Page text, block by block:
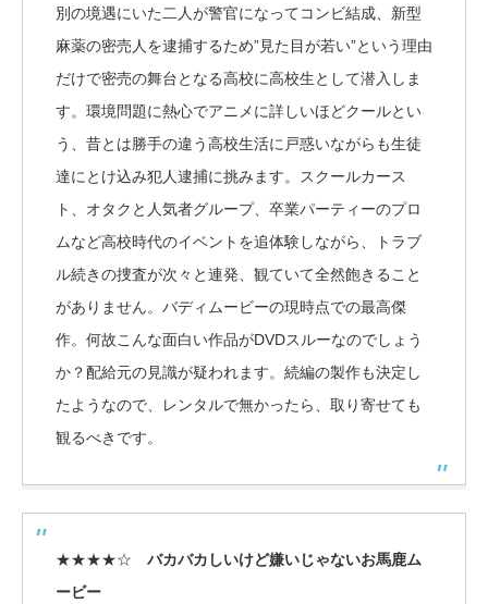
別の境遇にいた二人が警官になってコンビ結成、新型
麻薬の密売人を逮捕するため”見た目が若い”という理由
だけで密売の舞台となる高校に高校生として潜入しま
す。環境問題に熱心でアニメに詳しいほどクールとい
う、昔とは勝手の違う高校生活に戸惑いながらも生徒
達にとけ込み犯人逮捕に挑みます。スクールカース
ト、オタクと人気者グループ、卒業パーティーのプロ
ムなど高校時代のイベントを追体験しながら、トラブ
ル続きの捜査が次々と連発、観ていて全然飽きること
がありません。バディムービーの現時点での最高傑
作。何故こんな面白い作品がDVDスルーなのでしょう
か？配給元の見識が疑われます。続編の製作も決定し
たようなので、レンタルで無かったら、取り寄せても
観るべきです。
★★★★☆ バカバカしいけど嫌いじゃないお馬鹿ム
ービー